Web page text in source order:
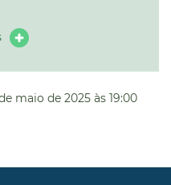
maio de 2025 às 19:00